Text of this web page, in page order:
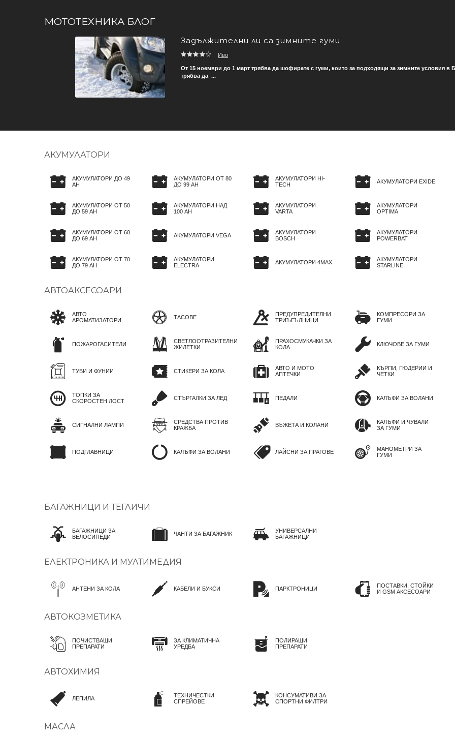
МОТОТЕХНИКА БЛОГ
Задължителни ли са зимните гуми
Иво
От 15 ноември до 1 март трябва да шофирате с гуми, които за подходящи за зимните условия в
трябва да ...
АКУМУЛАТОРИ
АКУМУЛАТОРИ ДО 49
AH
АКУМУЛАТОРИ ОТ 50
ДО 59 AH
АКУМУЛАТОРИ ОТ 60
ДО 69 AH
АКУМУЛАТОРИ ОТ 70
ДО 79 AH
АКУМУЛАТОРИ ОТ 80
ДО 99 AH
АКУМУЛАТОРИ НАД
100 AH
АКУМУЛАТОРИ VEGA
АКУМУЛАТОРИ
ELECTRA
АКУМУЛАТОРИ HI-
TECH
АКУМУЛАТОРИ
VARTA
АКУМУЛАТОРИ
BOSCH
АКУМУЛАТОРИ 4MAX
АКУМУЛАТОРИ EXIDE
АКУМУЛАТОРИ
OPTIMA
АКУМУЛАТОРИ
POWERBAT
АКУМУЛАТОРИ
STARLINE
АВТОАКСЕСОАРИ
АВТО
АРОМАТИЗАТОРИ
ПОЖАРОГАСИТЕЛИ
ТУБИ И ФУНИИ
ТОПКИ ЗА
СКОРОСТЕН ЛОСТ
СИГНАЛНИ ЛАМПИ
ПОДГЛАВНИЦИ
ТАСОВЕ
СВЕТЛООТРАЗИТЕЛНИ
ЖИЛЕТКИ
СТИКЕРИ ЗА КОЛА
СТЪРГАЛКИ ЗА ЛЕД
СРЕДСТВА ПРОТИВ
КРАЖБА
КАЛЪФИ ЗА ВОЛАНИ
ПРЕДУПРЕДИТЕЛНИ
ТРИЪГЪЛНИЦИ
ПРАХОСМУКАЧКИ ЗА
КОЛА
АВТО И МОТО
АПТЕЧКИ
ПЕДАЛИ
ВЪЖЕТА И КОЛАНИ
ЛАЙСНИ ЗА ПРАГОВЕ
КОМПРЕСОРИ ЗА
ГУМИ
КЛЮЧОВЕ ЗА ГУМИ
КЪРПИ, ГЮДЕРИИ И
ЧЕТКИ
КАЛЪФИ ЗА ВОЛАНИ
КАЛЪФИ И ЧУВАЛИ
ЗА ГУМИ
МАНОМЕТРИ ЗА
ГУМИ
БАГАЖНИЦИ И ТЕГЛИЧИ
БАГАЖНИЦИ ЗА
ВЕЛОСИПЕДИ
ЧАНТИ ЗА БАГАЖНИК
УНИВЕРСАЛНИ
БАГАЖНИЦИ
ЕЛЕКТРОНИКА И МУЛТИМЕДИЯ
АНТЕНИ ЗА КОЛА КАБЕЛИ И БУКСИ ПАРКТРОНИЦИ
ПОСТАВКИ, СТОЙКИ
И GSM АКСЕСОАРИ
АВТОКОЗМЕТИКА
ПОЧИСТВАЩИ
ПРЕПАРАТИ
ЗА КЛИМАТИЧНА
УРЕДБА
ПОЛИРАЩИ
ПРЕПАРАТИ
АВТОХИМИЯ
ЛЕПИЛА
ТЕХНИЧЕСТКИ
СПРЕЙОВЕ
КОНСУМАТИВИ ЗА
СПОРТНИ ФИЛТРИ
МАСЛА